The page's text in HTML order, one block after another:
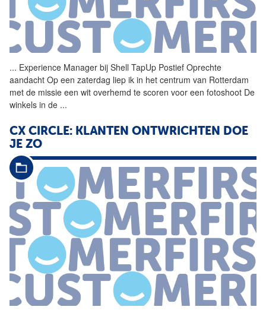
... Experience Manager bij Shell TapUp Postief Oprechte
aandacht Op een zaterdag liep ik in het centrum van Rotterdam
met de missie een wit overhemd te scoren voor een fotoshoot De
winkels in de ...
CX CIRCLE: KLANTEN ONTWRICHTEN DOE
JE ZO